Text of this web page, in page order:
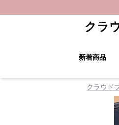
クラ
新着商品
クラウド